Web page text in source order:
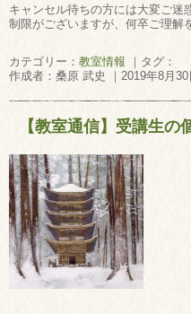
キャンセル待ちの方には大変ご迷
制限がございますが、何卒ご理解
カテゴリー： 教室情報 ｜タグ：
作成者：桑原 武史 ｜2019年8月30
【教室通信】受講生の